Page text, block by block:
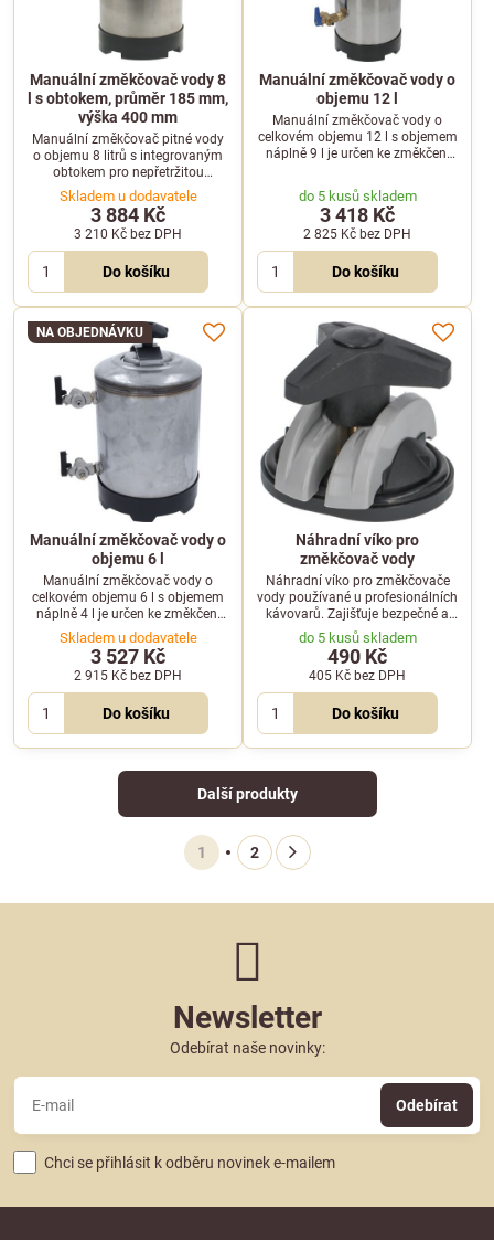
Manuální změkčovač vody 8
l s obtokem, průměr 185 mm,
výška 400 mm
Manuální změkčovač pitné vody
o objemu 8 litrů s integrovaným
obtokem pro nepřetržitou
dodávku vody i během
regenerace. Vyžaduje 1 kg soli na
cyklus.
Skladem u dodavatele
3 884 Kč
3 210 Kč bez DPH
Do košíku
Manuální změkčovač vody o
objemu 12 l
Manuální změkčovač vody o
celkovém objemu 12 l s objemem
náplně 9 l je určen ke změkčení
manuální regenerace je potřeba 1
kg soli.
do 5 kusů skladem
3 418 Kč
2 825 Kč bez DPH
Do košíku
NA OBJEDNÁVKU
Manuální změkčovač vody o
objemu 6 l
Manuální změkčovač vody o
celkovém objemu 6 l s objemem
náplně 4 l je určen ke změkčení
pitné vody. Pro jeden cyklus
manuální regenerace je potřeba 1
kg soli.
Skladem u dodavatele
3 527 Kč
2 915 Kč bez DPH
Do košíku
Náhradní víko pro
změkčovač vody
Náhradní víko pro změkčovače
vody používané u profesionálních
kávovarů. Zajišťuje bezpečné a
těsné uzavření nádoby
změkčovače.
do 5 kusů skladem
490 Kč
405 Kč bez DPH
Do košíku
Další produkty
1 2
Newsletter
Odebírat naše novinky:
Odebírat
Chci se přihlásit k odběru novinek e-mailem